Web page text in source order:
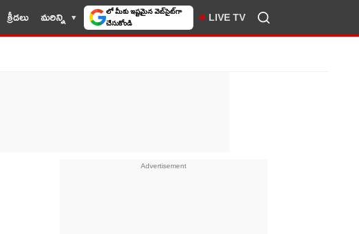
క్రీడలు మరిన్ని 10TV సెలెక్ట్ చేసుకోండి LIVE TV